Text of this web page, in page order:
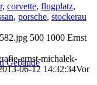
Gebäude
, corvette, flugplatz,
, porsche, stockerau
500 1000 Ernst
ernst-michalek-
06-12 14:32:34Vor